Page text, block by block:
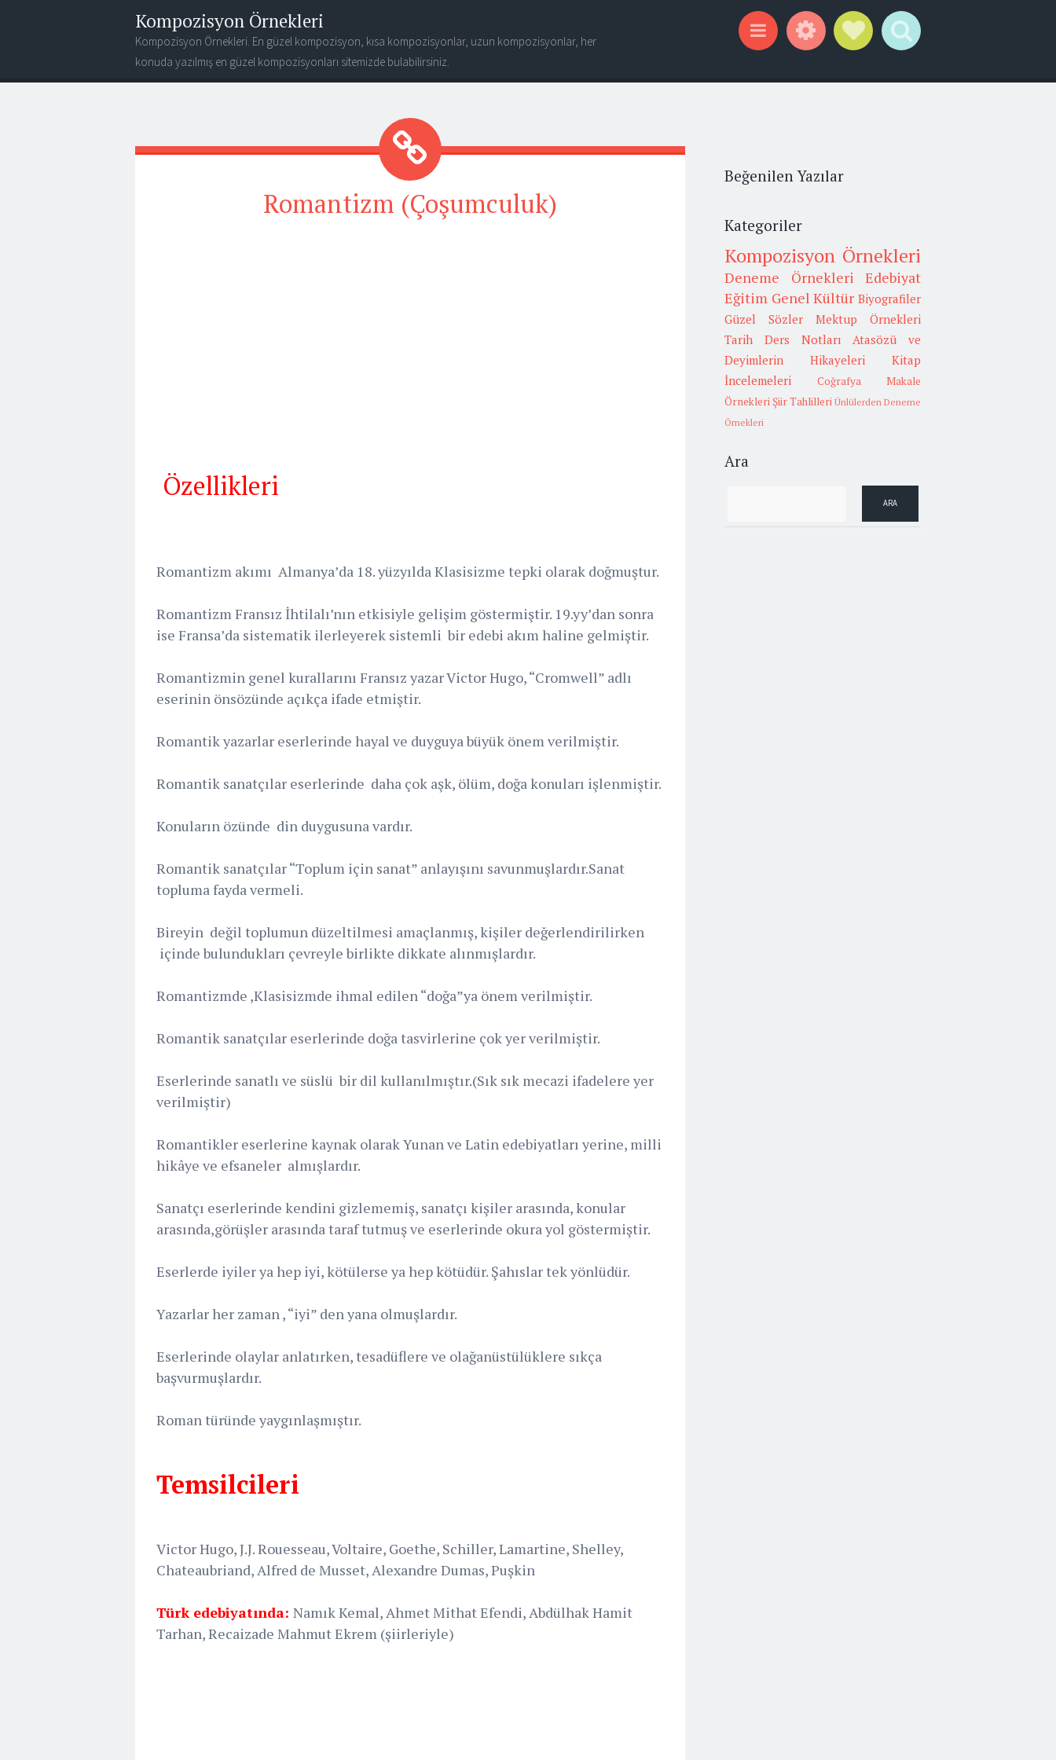
Kompozisyon Örnekleri
Kompozisyon Örnekleri. En güzel kompozisyon, kısa kompozisyonlar, uzun kompozisyonlar, her
konuda yazılmış en güzel kompozisyonları sitemizde bulabilirsiniz.
Romantizm (Çoşumculuk)
Özellikleri
Romantizm akımı Almanya’da 18. yüzyılda Klasisizme tepki olarak doğmuştur.
Romantizm Fransız İhtilalı’nın etkisiyle gelişim göstermiştir. 19.yy’dan sonra
ise Fransa’da sistematik ilerleyerek sistemli bir edebi akım haline gelmiştir.
Romantizmin genel kurallarını Fransız yazar Victor Hugo, “Cromwell” adlı
eserinin önsözünde açıkça ifade etmiştir.
Romantik yazarlar eserlerinde hayal ve duyguya büyük önem verilmiştir.
Romantik sanatçılar eserlerinde daha çok aşk, ölüm, doğa konuları işlenmiştir.
Konuların özünde din duygusuna vardır.
Romantik sanatçılar “Toplum için sanat” anlayışını savunmuşlardır.Sanat
topluma fayda vermeli.
Bireyin değil toplumun düzeltilmesi amaçlanmış, kişiler değerlendirilirken
içinde bulundukları çevreyle birlikte dikkate alınmışlardır.
Romantizmde ,Klasisizmde ihmal edilen “doğa”ya önem verilmiştir.
Romantik sanatçılar eserlerinde doğa tasvirlerine çok yer verilmiştir.
Eserlerinde sanatlı ve süslü bir dil kullanılmıştır.(Sık sık mecazi ifadelere yer
verilmiştir)
Romantikler eserlerine kaynak olarak Yunan ve Latin edebiyatları yerine, milli
hikâye ve efsaneler almışlardır.
Sanatçı eserlerinde kendini gizlememiş, sanatçı kişiler arasında, konular
arasında,görüşler arasında taraf tutmuş ve eserlerinde okura yol göstermiştir.
Eserlerde iyiler ya hep iyi, kötülerse ya hep kötüdür. Şahıslar tek yönlüdür.
Yazarlar her zaman , “iyi” den yana olmuşlardır.
Eserlerinde olaylar anlatırken, tesadüflere ve olağanüstülüklere sıkça
başvurmuşlardır.
Roman türünde yaygınlaşmıştır.
Temsilcileri
Victor Hugo, J.J. Rouesseau, Voltaire, Goethe, Schiller, Lamartine, Shelley,
Chateaubriand, Alfred de Musset, Alexandre Dumas, Puşkin
Türk edebiyatında: Namık Kemal, Ahmet Mithat Efendi, Abdülhak Hamit
Tarhan, Recaizade Mahmut Ekrem (şiirleriyle)
Beğenilen Yazılar
Kategoriler
Kompozisyon Örnekleri
Deneme Örnekleri
Edebiyat
Eğitim Genel Kültür Biyografiler
Güzel Sözler
Mektup Örnekleri
Tarih
Ders Notları
Atasözü ve
Deyimlerin Hikayeleri
Kitap
İncelemeleri
Coğrafya
Makale
Örnekleri Şiir Tahlilleri Ünlülerden Deneme
Örnekleri
Ara